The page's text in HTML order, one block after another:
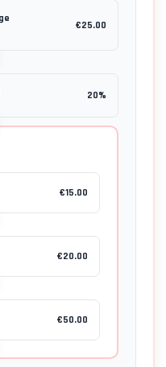
€25.00
20%
€15.00
€20.00
€50.00